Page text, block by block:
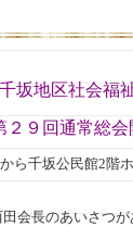
千坂地区社会福
２９回通常総
ら千坂公民館2階
会長のあいさつ